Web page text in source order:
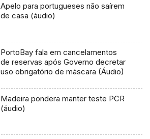
Apelo para portugueses não saírem
de casa (áudio)
PortoBay fala em cancelamentos
de reservas após Governo decretar
uso obrigatório de máscara (Áudio)
Madeira pondera manter teste PCR
(áudio)